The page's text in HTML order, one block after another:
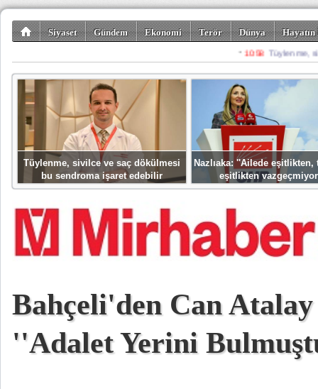
Siyaset Gündem Ekonomi Terör Dünya
Spor Misafir
Tüylenme, sivilce ve saç dökülmesi
bu sendroma işaret edebilir
Nazlıaka: ''Ailede eşitlikten,
eşitlikten
Bahçeli'den Can
''Adalet Yerini